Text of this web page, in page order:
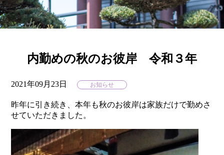
内勤めの秋のお彼岸 令和３年
お知らせ
2021年09月23日
昨年に引き続き、本年も秋のお彼岸は家族だけで勤めさ
せていただきました。